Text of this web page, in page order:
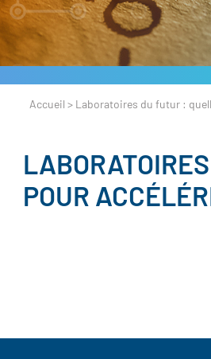
Accueil > Laboratoires du futur :
POUR